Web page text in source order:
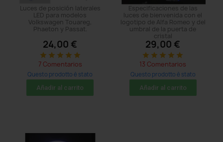
Luces de posición laterales
LED para modelos
Volkswagen Touareg,
Phaeton y Passat.
24,00 €
star star star star star
7 Comentarios
Questo prodotto è stato
acquistato: 44 times
Añadir al carrito
Especificaciones de las
luces de bienvenida con el
logotipo de Alfa Romeo y del
umbral de la puerta de
cristal
29,00 €
star star star star star
13 Comentarios
Questo prodotto è stato
acquistato: 386 times
Añadir al carrito